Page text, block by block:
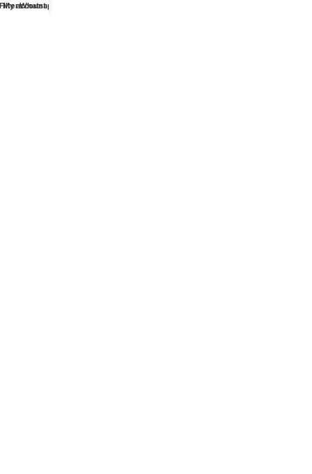
Blog
My account
Whatsapp